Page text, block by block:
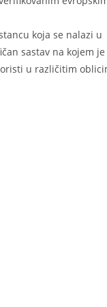
koja se nalazi u
sastav na kojem je
u različitim